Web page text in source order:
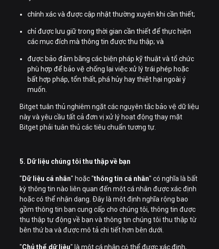
chính xác và được cập nhật thường xuyên khi cần thiết;
chỉ được lưu giữ trong thời gian cần thiết để thực hiện
các mục đích mà thông tin được thu thập; và
được bảo đảm bằng các biện pháp kỹ thuật và tổ chức
phù hợp để bảo vệ chống lại việc xử lý trái phép hoặc
bất hợp pháp, tổn thất, phá hủy hay thiệt hại ngoài ý
muốn.
Bitget tuân thủ nghiêm ngặt các nguyên tắc bảo vệ dữ liệu
này và yêu cầu tất cả đơn vị xử lý hoạt động thay mặt
Bitget phải tuân thủ các tiêu chuẩn tương tự.
5. Dữ liệu chúng tôi thu thập về bạn
" Dữ liệu cá nhân" hoặc "thông tin cá nhân" có nghĩa là bất
kỳ thông tin nào liên quan đến một cá nhân được xác định
hoặc có thể nhận dạng. Đây là một định nghĩa rộng bao
gồm thông tin bạn cung cấp cho chúng tôi, thông tin được
thu thập tự động về bạn và thông tin chúng tôi thu thập từ
bên thứ ba và được mô tả chi tiết hơn bên dưới.
"Chủ thể dữ liệu" là một cá nhân có thể được xác định,